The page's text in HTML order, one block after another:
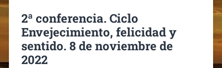
2ª conferencia. Ciclo
Envejecimiento, felicidad y
sentido. 8 de noviembre de
2022